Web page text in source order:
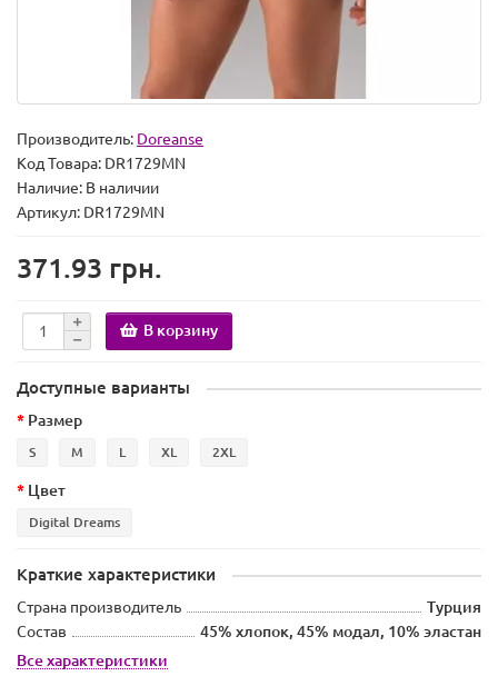
Производитель: Doreanse
Код Товара: DR1729MN
Наличие: В наличии
Артикул: DR1729MN
371.93 грн.
В корзину
Доступные варианты
Размер
S M L XL 2XL
Цвет
Digital Dreams
Краткие характеристики
Страна производитель
Турция
Состав
45% хлопок, 45% модал, 10% эластан
Все характеристики